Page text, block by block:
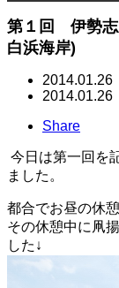
第１回 伊勢
白浜海岸)
2014.01.26
2014.01.26
Share
今日は第一回を
ました。
都合でお昼の休
その休憩中に凧
した↓